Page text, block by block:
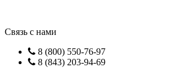
Связь с нами
8 (800) 550-76-97
8 (843) 203-94-69